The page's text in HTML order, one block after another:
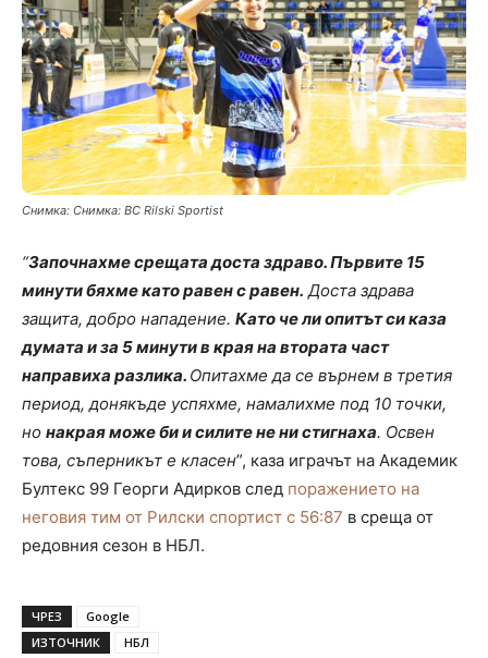
Снимка: Снимка: BC Rilski Sportist
“Започнахме срещата доста здраво. Първите 15
минути бяхме като равен с равен. Доста здрава
защита, добро нападение. Като че ли опитът си каза
думата и за 5 минути в края на втората част
направиха разлика. Опитахме да се върнем в третия
период, донякъде успяхме, намалихме под 10 точки,
но накрая може би и силите не ни стигнаха. Освен
това, съперникът е класен”, каза играчът на Академик
Бултекс 99 Георги Адирков след поражението на
неговия тим от Рилски спортист с 56:87 в среща от
редовния сезон в НБЛ.
ЧРЕЗ
Google
ИЗТОЧНИК
НБЛ